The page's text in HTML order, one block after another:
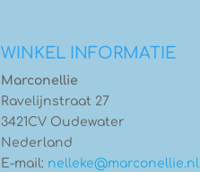
WINKEL INFORMATIE
Marconellie
Ravelijnstraat 27
3421CV Oudewater
Nederland
E-mail: nelleke@marconellie.nl